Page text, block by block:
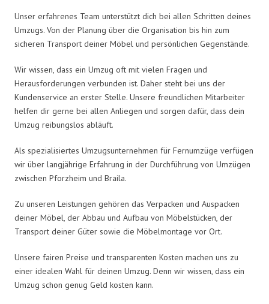
Unser erfahrenes Team unterstützt dich bei allen Schritten deines
Umzugs. Von der Planung über die Organisation bis hin zum
sicheren Transport deiner Möbel und persönlichen Gegenstände.
Wir wissen, dass ein Umzug oft mit vielen Fragen und
Herausforderungen verbunden ist. Daher steht bei uns der
Kundenservice an erster Stelle. Unsere freundlichen Mitarbeiter
helfen dir gerne bei allen Anliegen und sorgen dafür, dass dein
Umzug reibungslos abläuft.
Als spezialisiertes Umzugsunternehmen für Fernumzüge verfügen
wir über langjährige Erfahrung in der Durchführung von Umzügen
zwischen Pforzheim und Braila.
Zu unseren Leistungen gehören das Verpacken und Auspacken
deiner Möbel, der Abbau und Aufbau von Möbelstücken, der
Transport deiner Güter sowie die Möbelmontage vor Ort.
Unsere fairen Preise und transparenten Kosten machen uns zu
einer idealen Wahl für deinen Umzug. Denn wir wissen, dass ein
Umzug schon genug Geld kosten kann.